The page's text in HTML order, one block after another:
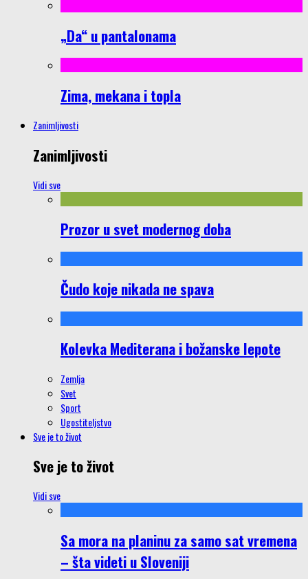
„Da“ u pantalonama
Zima, mekana i topla
Zanimljivosti
Zanimljivosti
Vidi sve
Prozor u svet modernog doba
Čudo koje nikada ne spava
Kolevka Mediterana i božanske lepote
Zemlja
Svet
Sport
Ugostiteljstvo
Sve je to život
Sve je to život
Vidi sve
Sa mora na planinu za samo sat vremena
– šta videti u Sloveniji